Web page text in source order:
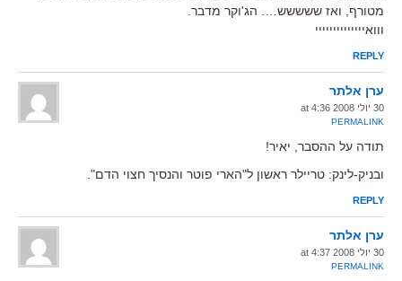
מטורף, ואז ששששש…. הג'וקר מדבר.
ווואיייייייייייייי
REPLY
ערן אלתר
30 יולי 2008 at 4:36
PERMALINK
תודה על ההסבר, יאיר!
ובניק-לינק: טריילר ראשון ל"הארי פוטר והנסיך חצוי הדם".
REPLY
ערן אלתר
30 יולי 2008 at 4:37
PERMALINK